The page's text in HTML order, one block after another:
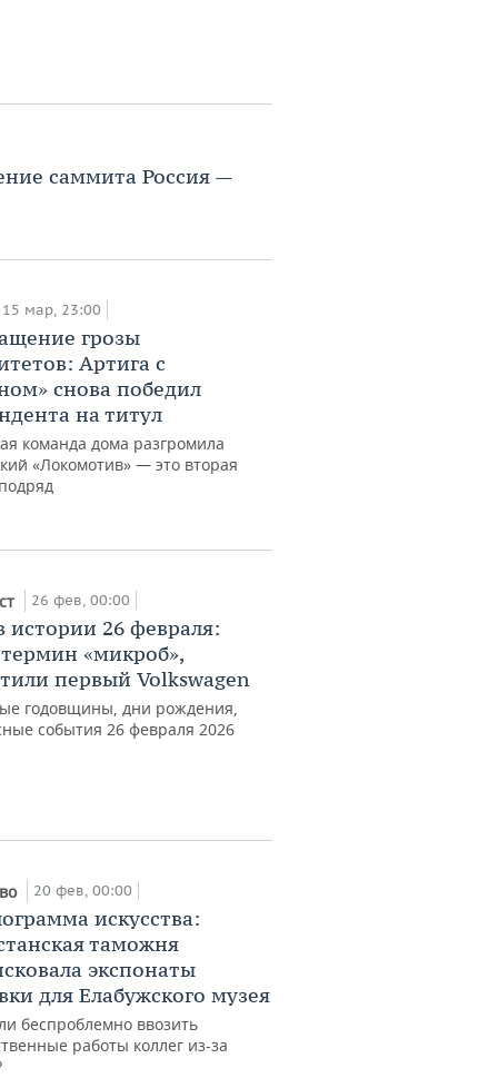
саммита Россия —
15 мар, 23:00
грозы
Артига с
снова победил
на титул
команда дома разгромила
«Локомотив» — это вторая
26 фев, 00:00
истории 26 февраля:
«микроб»,
первый Volkswagen
годовщины, дни рождения,
события 26 февраля 2026
20 фев, 00:00
искусства:
таможня
экспонаты
для Елабужского музея
беспроблемно ввозить
работы коллег из-за